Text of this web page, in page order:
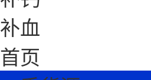
补血
首页